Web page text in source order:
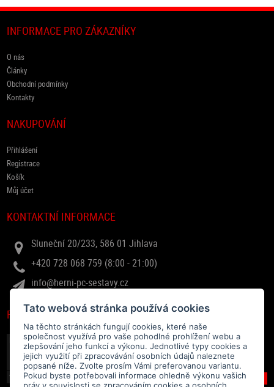
INFORMACE PRO ZÁKAZNÍKY
O nás
Články
Obchodní podmínky
Kontakty
NAKUPOVÁNÍ
Přihlášení
Registrace
Košík
Můj účet
KONTAKTNÍ INFORMACE
Sluneční 20/233, 586 01 Jihlava
+420 728 068 759 (8:00 - 21:00)
info@herni-pc-sestavy.cz
RYCHLÝ DOTAZ
Tato webová stránka používá cookies
Na těchto stránkách fungují cookies, které naše
společnost využívá pro vaše pohodlné prohlížení webu a
zlepšování jeho funkcí a výkonu. Jednotlivé typy cookies a
jejich využití při zpracovávání osobních údajů naleznete
popsané níže. Zvolte prosím Vámi preferovanou variantu.
Pokud byste potřebovali informace ohledně výkonu vašich